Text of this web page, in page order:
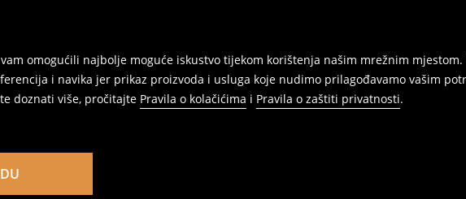
omogućili najbolje moguće iskustvo tijekom korištenja našim mrežnim
i navika jer prikaz proizvoda i usluga koje nudimo prilagođavamo vašim
doznati više, pročitajte Pravila o kolačićima i Pravila o zaštiti privatnosti.